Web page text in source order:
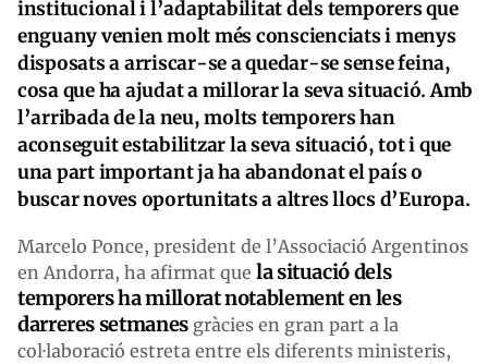
institucional i l’adaptabilitat dels temporers que
enguany venien molt més conscienciats i menys
disposats a arriscar-se a quedar-se sense feina,
cosa que ha ajudat a millorar la seva situació. Amb
l’arribada de la neu, molts temporers han
aconseguit estabilitzar la seva situació, tot i que
una part important ja ha abandonat el país o
buscar noves oportunitats a altres llocs d’Europa.
Marcelo Ponce, president de l’Associació Argentinos
en Andorra, ha afirmat que la situació dels
temporers ha millorat notablement en les
darreres setmanesgràcies en gran part a la
col·laboració estreta entre els diferents ministeris,